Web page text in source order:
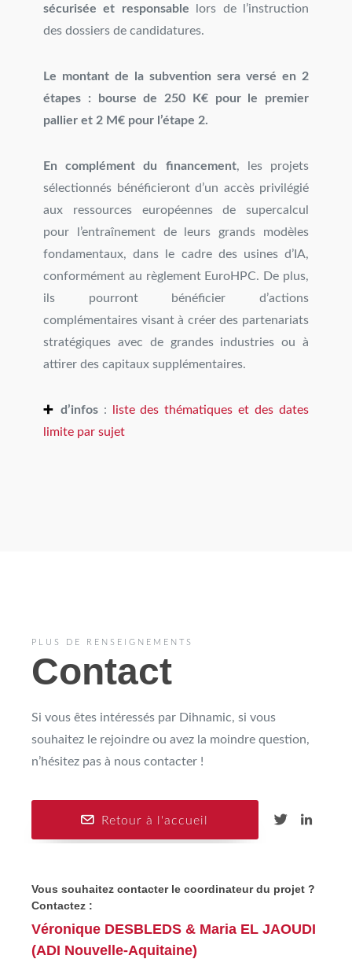
sécurisée et responsable lors de l’instruction
des dossiers de candidatures.
Le montant de la subvention sera versé en 2
étapes : bourse de 250 K€ pour le premier
pallier et 2 M€ pour l’étape 2.
En complément du financement, les projets
sélectionnés bénéficieront d’un accès privilégié
aux ressources européennes de supercalcul
pour l’entraînement de leurs grands modèles
fondamentaux, dans le cadre des usines d’IA,
conformément au règlement EuroHPC. De plus,
ils pourront bénéficier d’actions
complémentaires visant à créer des partenariats
stratégiques avec de grandes industries ou à
attirer des capitaux supplémentaires.
➕ d’infos:
liste des thématiques et des dates
limite par sujet
PLUS DE RENSEIGNEMENTS
Contact
Si vous êtes intéressés par Dihnamic, si vous
souhaitez le rejoindre ou avez la moindre question,
n’hésitez pas à nous contacter !
Retour à l'accueil
Vous souhaitez contacter le coordinateur du projet ?
Contactez :
Véronique DESBLEDS & Maria EL JAOUDI
(ADI Nouvelle-Aquitaine)